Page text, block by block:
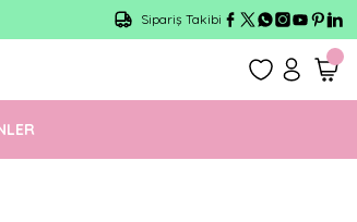
Sipariş Takibi